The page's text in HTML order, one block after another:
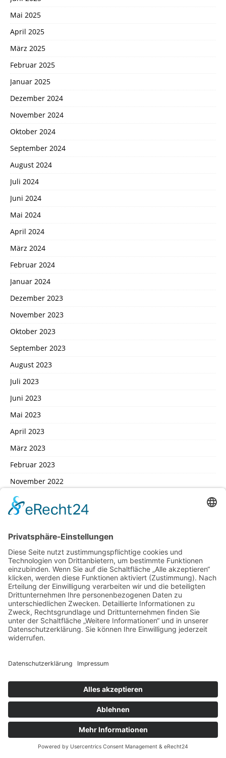
Mai 2025
April 2025
März 2025
Februar 2025
Januar 2025
Dezember 2024
November 2024
Oktober 2024
September 2024
August 2024
Juli 2024
Juni 2024
Mai 2024
April 2024
März 2024
Februar 2024
Januar 2024
Dezember 2023
November 2023
Oktober 2023
September 2023
August 2023
Juli 2023
Juni 2023
Mai 2023
April 2023
März 2023
Februar 2023
November 2022
Oktober 2022
September 2022
Juli 2022
Februar 2022
Januar 2022
Copyright © 2026 | WordPress Theme vonMH Themes